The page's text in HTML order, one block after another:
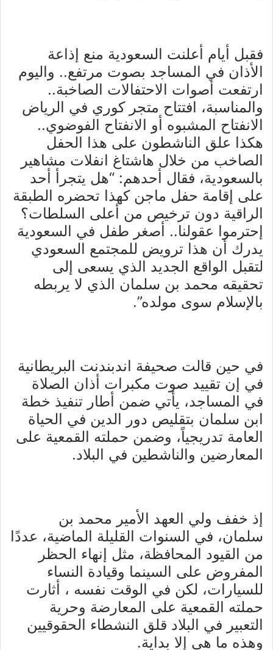
فقبل أيام أعلنت السعودية منع إذاعة
الأذان في المساجد بصوت مرتفع.. واليوم
ارتفعت أصوات الاحتفالات الصاخبة..
والمناسبة، افتتاح متجر كوري في الرياض
الانفتاح المشبوه أو الانفتاح الفوضوي..
هكذا علق الناشطون على هذا الحفل
الصاخب من خلال هاشتاغ انفلات مشاهير
بالسعودية، فقال أحدهم: “هل يتجرأ أحد
على إقامة حفل ماجن كهذا تحضره الطبقة
الراقية دون ترخيص من أعلى السلطات؟
إحترموا عقولنا.. أصغر طفل في السعودية
يدرك أن هذا ترويض للمجتمع السعودي
لتقبل الواقع الجديد الذي يسعى إلى
تحقيقه محمد بن سلمان الذي لا يربطه
بالإسلام سوى مولده”.
في حين قالت صحيفة اندبندنت البريطانية
في إن تقييد صوت مكبرات أذان الصلاة
في المساجد، يأتي ضمن أطار تنفيذ خطة
ابن سلمان بتقليص دور الدين في الحياة
العامة تدريجياً، وضمن حملته القمعية على
المعارضين والناشطين في البلاد.
إذ خفف ولي العهد الأمير محمد بن
سلمان، في السنوات القليلة الماضية، عددًا
من القيود المحافظة، مثل إنهاء الحظر
المفروض على السينما وقيادة النساء
للسيارات، لكن في الوقت نفسه ، أثارت
حملته القمعية على المعارضة وحرية
التعبير في البلاد قلق النشطاء الحقوقيين
وهذه ما هي إلا بداية.